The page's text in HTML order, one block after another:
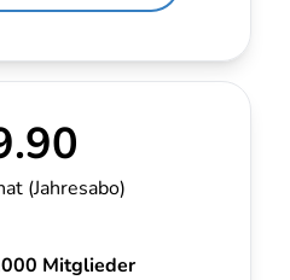
(Jahresabo)
Mitglieder